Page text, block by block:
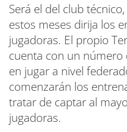
Será el del club
estos meses dirija los
jugadoras. El propio
cuenta con un número
en jugar a nivel
comenzarán los
tratar de captar al
jugadoras.